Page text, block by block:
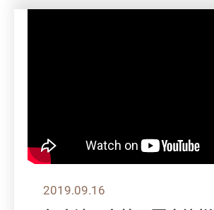
2019.09.16